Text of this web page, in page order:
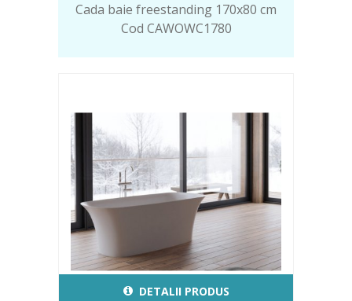
Cada baie freestanding 170x80 cm
Cod CAWOWC1780
DETALII PRODUS